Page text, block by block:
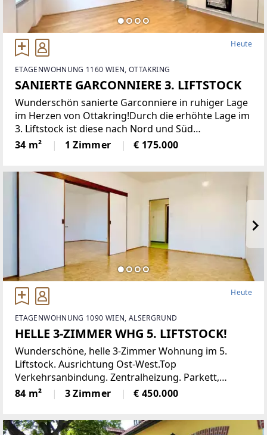
Heute
ETAGENWOHNUNG 1160 WIEN, OTTAKRING
SANIERTE GARCONNIERE 3. LIFTSTOCK
Wunderschön sanierte Garconniere in ruhiger Lage
im Herzen von Ottakring!Durch die erhöhte Lage im
3. Liftstock ist diese nach Nord und Süd
ausgerichtete Wohnung sehr hell und bietet eine
angenehme Wohnatmosphäre. Sie verfügt über
34 m² 1 Zimmer € 175.000
Heute
ETAGENWOHNUNG 1090 WIEN, ALSERGRUND
HELLE 3-ZIMMER WHG 5. LIFTSTOCK!
Wunderschöne, helle 3-Zimmer Wohnung im 5.
Liftstock. Ausrichtung Ost-West.Top
Verkehrsanbindung. Zentralheizung. Parkett,
Jalousien, Abstellraum. Kellerabteil.Diese
lichtdurchflutete Etagenwohnung bietet reichlich
84 m² 3 Zimmer € 450.000